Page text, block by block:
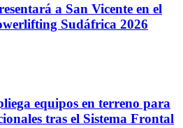
a San Vicente en el
Sudáfrica 2026
equipos en terreno para
tras el Sistema Frontal